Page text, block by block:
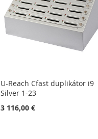
U-Reach Cfast duplikátor i9
Silver 1-23
3 116,00 €